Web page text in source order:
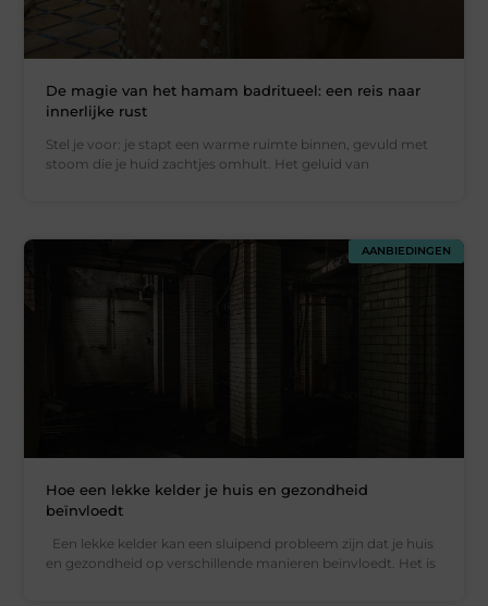
De magie van het hamam badritueel: een reis naar
innerlijke rust
Stel je voor: je stapt een warme ruimte binnen, gevuld met
stoom die je huid zachtjes omhult. Het geluid van
AANBIEDINGEN
Hoe een lekke kelder je huis en gezondheid
beïnvloedt
Een lekke kelder kan een sluipend probleem zijn dat je huis
en gezondheid op verschillende manieren beïnvloedt. Het is